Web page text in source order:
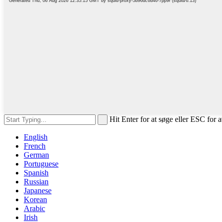
Hit Enter for at søge eller ESC for
English
French
German
Portuguese
Spanish
Russian
Japanese
Korean
Arabic
Irish